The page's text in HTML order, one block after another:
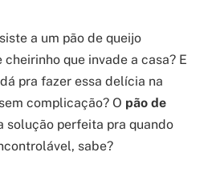
a um pão de queijo
que invade a casa? E
pra fazer essa delícia na
complicação? O pão de
solução perfeita pra quando
sabe?